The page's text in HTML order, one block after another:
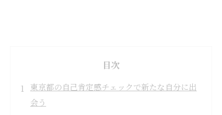
目次
東京都の自己肯定感チェックで新たな自分に出
会う